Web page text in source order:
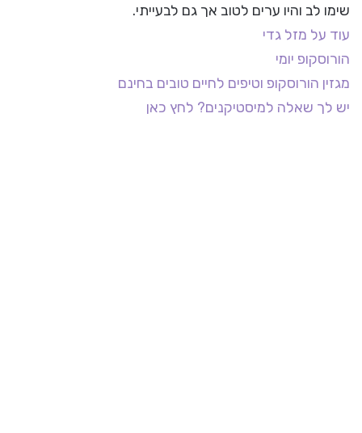
שימו לב והיו ערים לטוב אך גם לבעייתי.
עוד על מזל גדי
הורוסקופ יומי
מגזין הורוסקופ וטיפים לחיים טובים בחינם
יש לך שאלה למיסטיקנים? לחץ כאן